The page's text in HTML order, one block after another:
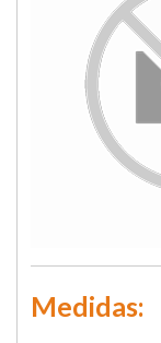
Medidas: